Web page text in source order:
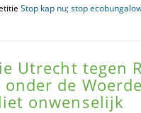
Stop kap nu; stop
Utrecht tegen
de
onwenselijk